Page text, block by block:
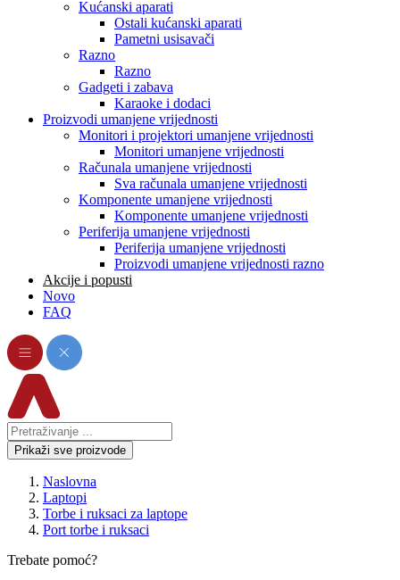
Kućanski aparati
Ostali kućanski aparati
Pametni usisavači
Razno
Razno
Gadgeti i zabava
Karaoke i dodaci
Proizvodi umanjene vrijednosti
Monitori i projektori umanjene vrijednosti
Monitori umanjene vrijednosti
Računala umanjene vrijednosti
Sva računala umanjene vrijednosti
Komponente umanjene vrijednosti
Komponente umanjene vrijednosti
Periferija umanjene vrijednosti
Periferija umanjene vrijednosti
Proizvodi umanjene vrijednosti razno
Akcije i popusti
Novo
FAQ
Prikaži sve proizvode
Naslovna
Laptopi
Torbe i ruksaci za laptope
Port torbe i ruksaci
Trebate pomoć?